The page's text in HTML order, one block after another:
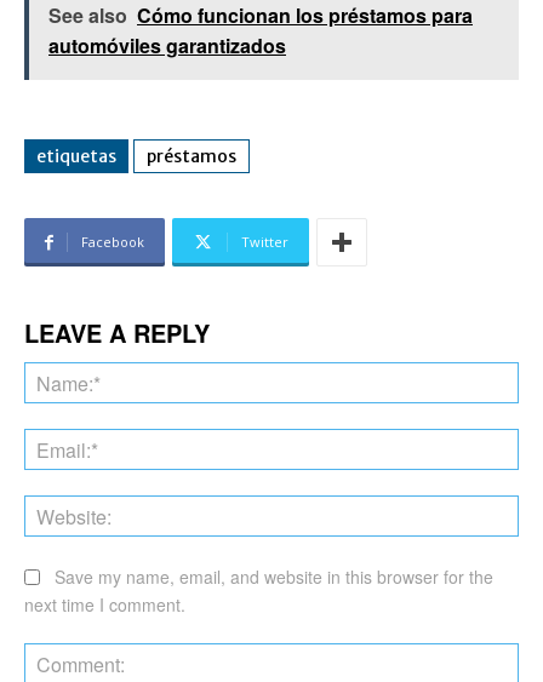
See also Cómo funcionan los préstamos para
automóviles garantizados
etiquetas préstamos
Facebook Twitter
LEAVE A REPLY
Save my name, email, and website in this browser for the
next time I comment.